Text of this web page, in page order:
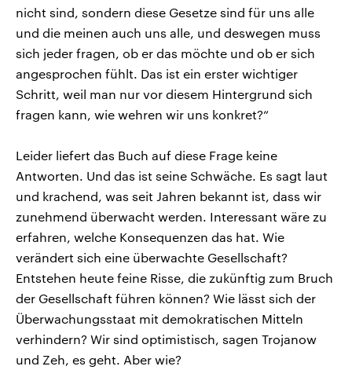
nicht sind, sondern diese Gesetze sind für uns alle
und die meinen auch uns alle, und deswegen muss
sich jeder fragen, ob er das möchte und ob er sich
angesprochen fühlt. Das ist ein erster wichtiger
Schritt, weil man nur vor diesem Hintergrund sich
fragen kann, wie wehren wir uns konkret?“
Leider liefert das Buch auf diese Frage keine
Antworten. Und das ist seine Schwäche. Es sagt laut
und krachend, was seit Jahren bekannt ist, dass wir
zunehmend überwacht werden. Interessant wäre zu
erfahren, welche Konsequenzen das hat. Wie
verändert sich eine überwachte Gesellschaft?
Entstehen heute feine Risse, die zukünftig zum Bruch
der Gesellschaft führen können? Wie lässt sich der
Überwachungsstaat mit demokratischen Mitteln
verhindern? Wir sind optimistisch, sagen Trojanow
und Zeh, es geht. Aber wie?